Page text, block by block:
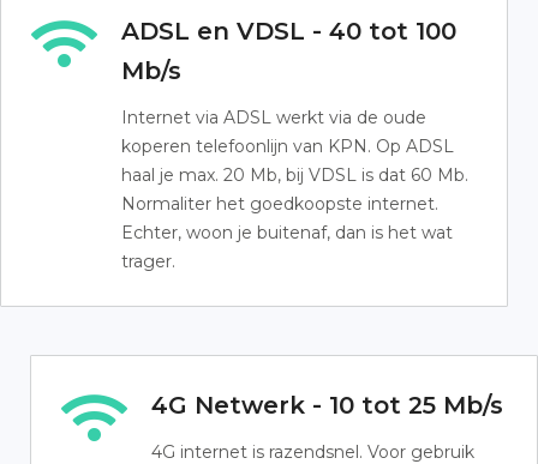
ADSL en VDSL - 40 tot 100
Mb/s
Internet via ADSL werkt via de oude
koperen telefoonlijn van KPN. Op ADSL
haal je max. 20 Mb, bij VDSL is dat 60 Mb.
Normaliter het goedkoopste internet.
Echter, woon je buitenaf, dan is het wat
trager.
4G Netwerk - 10 tot 25 Mb/s
4G internet is razendsnel. Voor gebruik